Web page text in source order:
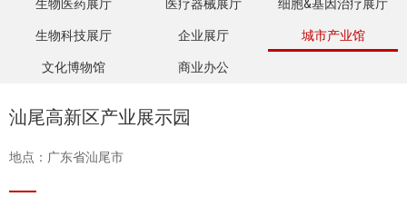
生物医药展厅 医疗器械展厅 细胞&基因治疗展厅
生物科技展厅 企业展厅 城市产业馆
文化博物馆 商业办公
汕尾高新区产业展示园
地点：广东省汕尾市